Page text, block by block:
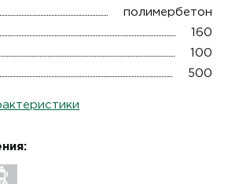
полимербетон
160
100
500